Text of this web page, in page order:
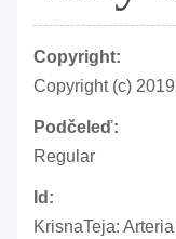
Copyright:
Copyright (c)
Podčeleď:
Regular
Id:
KrisnaTeja: